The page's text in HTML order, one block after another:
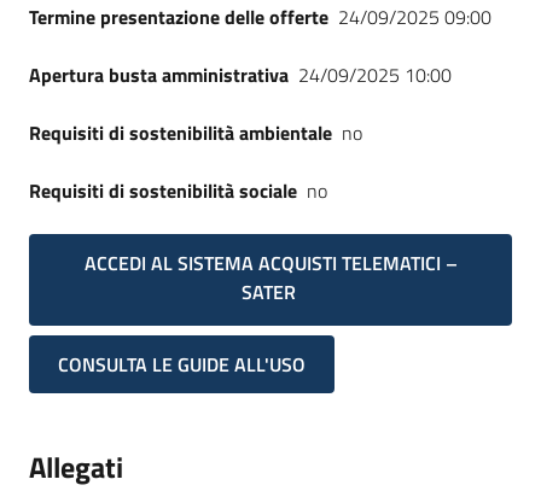
Termine presentazione delle offerte 24/09/2025 09:00
Apertura busta amministrativa 24/09/2025 10:00
Requisiti di sostenibilità ambientale no
Requisiti di sostenibilità sociale no
ACCEDI AL SISTEMA ACQUISTI TELEMATICI –
SATER
CONSULTA LE GUIDE ALL'USO
Allegati